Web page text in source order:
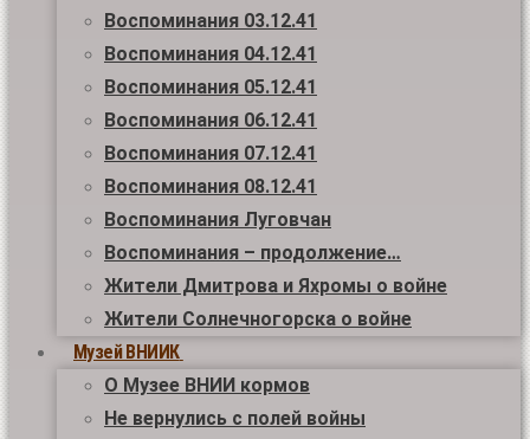
Воспоминания 03.12.41
Воспоминания 04.12.41
Воспоминания 05.12.41
Воспоминания 06.12.41
Воспоминания 07.12.41
Воспоминания 08.12.41
Воспоминания Луговчан
Воспоминания – продолжение…
Жители Дмитрова и Яхромы о войне
Жители Солнечногорска о войне
Музей ВНИИК
О Музее ВНИИ кормов
Не вернулись с полей войны